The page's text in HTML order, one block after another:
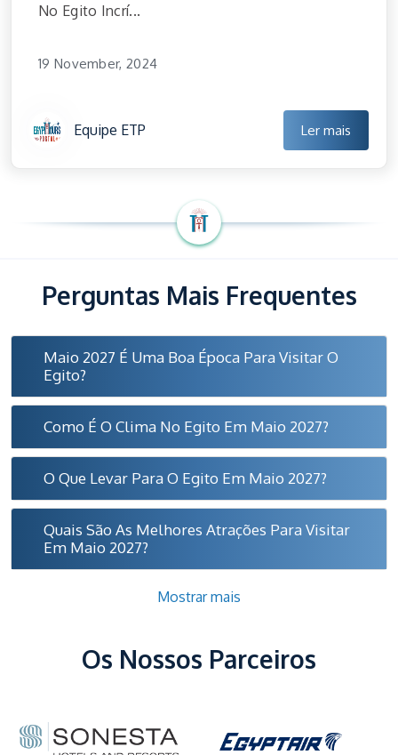
No Egito Incrí...
19 November, 2024
Equipe ETP Ler mais
Perguntas Mais Frequentes
Maio 2027 É Uma Boa Época Para Visitar O
Egito?
Como É O Clima No Egito Em Maio 2027?
O Que Levar Para O Egito Em Maio 2027?
Quais São As Melhores Atrações Para Visitar
Em Maio 2027?
Mostrar mais
Os Nossos Parceiros